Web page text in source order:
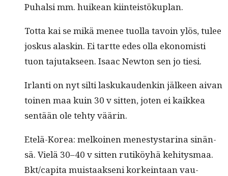
Puhal­si mm. huikean kiinteistökuplan.
Tot­ta kai se mikä menee tuol­la tavoin ylös, tulee
joskus alaskin. Ei tartte edes olla ekon­o­misti
tuon taju­tak­seen. Isaac New­ton sen jo tiesi.
Irlan­ti on nyt silti laskukau­denkin jäl­keen aivan
toinen maa kuin 30 v sit­ten, joten ei kaikkea
sen­tään ole tehty väärin.
Etelä-Korea: melkoinen men­estys­ta­ri­na sinän­
sä. Vielä 30–40 v sit­ten rutiköy­hä kehi­tys­maa.
Bkt/capita muis­taak­seni korkein­taan vau­